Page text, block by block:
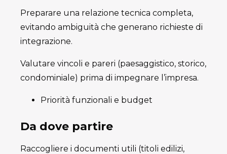
Preparare una relazione tecnica completa,
evitando ambiguità che generano richieste di
integrazione.
Valutare vincoli e pareri (paesaggistico, storico,
condominiale) prima di impegnare l’impresa.
Priorità funzionali e budget
Da dove partire
Raccogliere i documenti utili (titoli edilizi,